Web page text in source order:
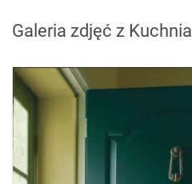
Galeria zdjęć z Kuchnia